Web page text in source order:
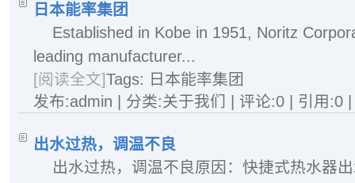
日本能率集团
Established in Kobe in 1951, Noritz
leading manufacturer...
[阅读全文]Tags: 日本能率集团
发布:admin | 分类:关于我们 | 评论:0 | 引用:0
出水过热，调温不良
出水过热，调温不良原因：快捷式热水器